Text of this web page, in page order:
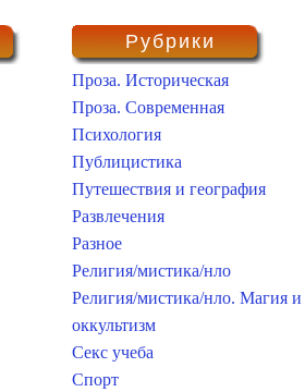
Рубрики
Проза. Историческая
Проза. Современная
Психология
Публицистика
Путешествия и география
Развлечения
Разное
Религия/мистика/нло
Религия/мистика/нло. Магия и
оккультизм
Секс учеба
Спорт